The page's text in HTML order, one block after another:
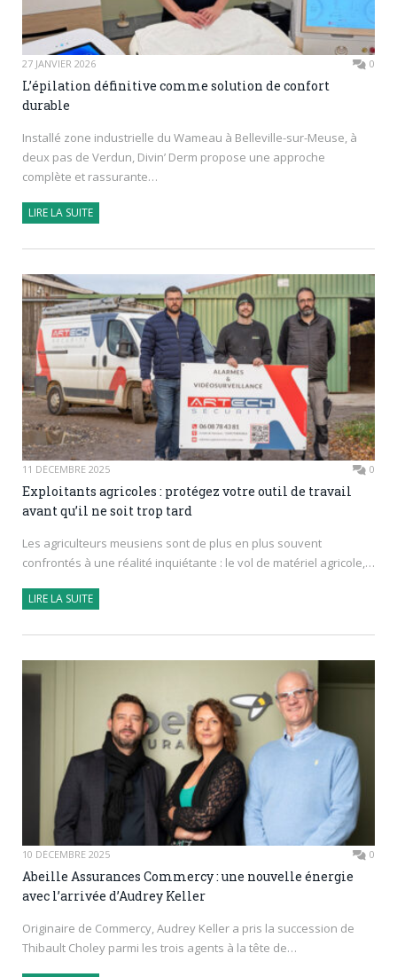
27 JANVIER 2026 0
L’épilation définitive comme solution de confort
durable
Installé zone industrielle du Wameau à Belleville-sur-Meuse, à
deux pas de Verdun, Divin’ Derm propose une approche
complète et rassurante…
LIRE LA SUITE
11 DÉCEMBRE 2025 0
Exploitants agricoles : protégez votre outil de travail
avant qu’il ne soit trop tard
Les agriculteurs meusiens sont de plus en plus souvent
confrontés à une réalité inquiétante : le vol de matériel agricole,…
LIRE LA SUITE
10 DÉCEMBRE 2025 0
Abeille Assurances Commercy : une nouvelle énergie
avec l’arrivée d’Audrey Keller
Originaire de Commercy, Audrey Keller a pris la succession de
Thibault Choley parmi les trois agents à la tête de…